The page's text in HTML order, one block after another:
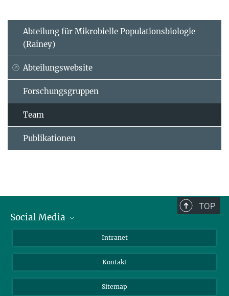
Abteilung für Mikrobielle Populationsbiologie
(Rainey)
Abteilungswebsite
Forschungsgruppen
Team
Publikationen
TOP
Social Media
LinkedIn
Intranet
Kontakt
Sitemap